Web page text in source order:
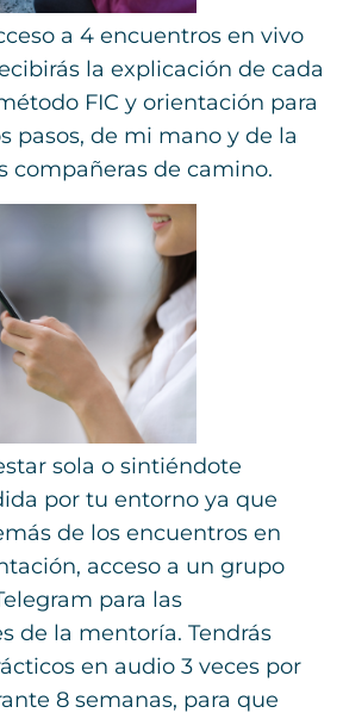
a 4 encuentros en vivo
la explicación de cada
FIC y orientación para
pasos, de mi mano y de la
compañeras de camino.
sola o sintiéndote
por tu entorno ya que
de los encuentros en
acceso a un grupo
para las
de la mentoría. Tendrás
en audio 3 veces por
8 semanas, para que